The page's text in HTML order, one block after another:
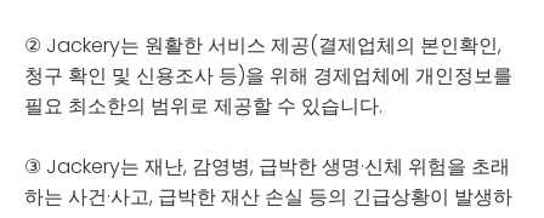
② Jackery는 원활한 서비스 제공(결제업체의 본인확인,
청구 확인 및 신용조사 등)을 위해 경제업체에 개인정보를
필요 최소한의 범위로 제공할 수 있습니다.
③ Jackery는 재난, 감영병, 급박한 생명·신체 위험을 초래
하는 사건·사고, 급박한 재산 손실 등의 긴급상황이 발생하